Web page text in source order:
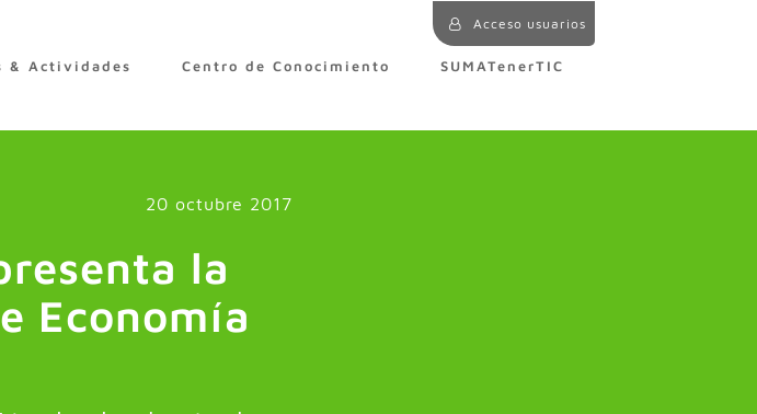
Acceso usuarios
& Actividades Centro de Conocimiento SUMATenerTIC
20 octubre 2017
la
Economía